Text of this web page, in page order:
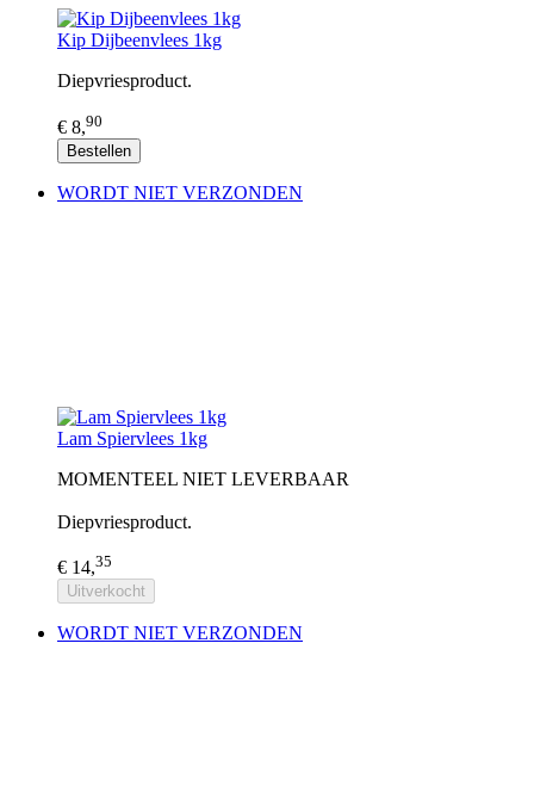
Kip Dijbeenvlees 1kg
Diepvriesproduct.
€ 8,90
Bestellen
WORDT NIET VERZONDEN
Lam Spiervlees 1kg
MOMENTEEL NIET LEVERBAAR
Diepvriesproduct.
€ 14,35
Uitverkocht
WORDT NIET VERZONDEN